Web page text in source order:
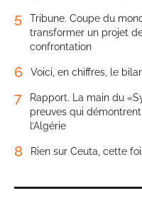
5
Tribune. Coupe du
transformer un projet
confrontation
6 Voici, en chiffres, le
7
Rapport. La main du
preuves qui
l’Algérie
8 Rien sur Ceuta, cette